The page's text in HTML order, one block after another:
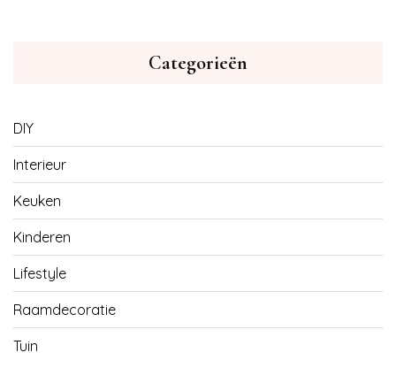
Categorieën
DIY
Interieur
Keuken
Kinderen
Lifestyle
Raamdecoratie
Tuin